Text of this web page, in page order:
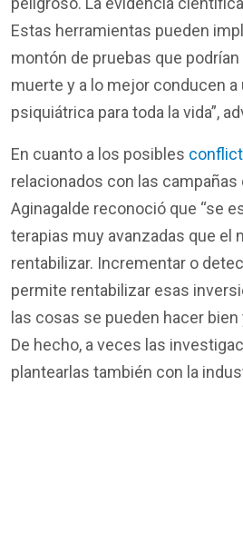
Estas herramientas pueden
montón de pruebas que
muerte y a lo mejor conducen
psiquiátrica para toda la vida”,
En cuanto a los posibles
relacionados con las campañas
Aginagalde reconoció que “se
terapias muy avanzadas que el
rentabilizar. Incrementar o
permite rentabilizar esas
las cosas se pueden hacer
De hecho, a veces las
plantearlas también con la